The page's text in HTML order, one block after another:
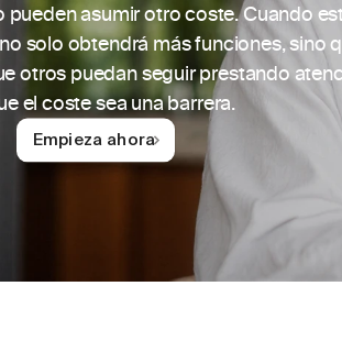
pueden asumir otro coste. Cuando
solo obtendrá más funciones, sino
otros puedan seguir prestando
el coste sea una barrera.
Empieza ahora